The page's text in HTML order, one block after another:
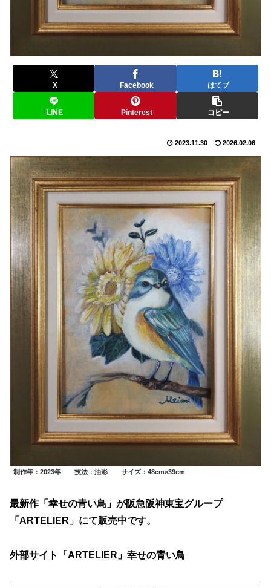
X Facebook はてブ
LINE Pinterest コピー
2023.11.30 2026.02.06
制作年：2023年 技法：油彩 サイズ：48cm×39cm
最新作「幸せの青い鳥」が阪急阪神東宝グループ
「ARTELIER」にて販売中です。
外部サイト「ARTELIER」幸せの青い鳥